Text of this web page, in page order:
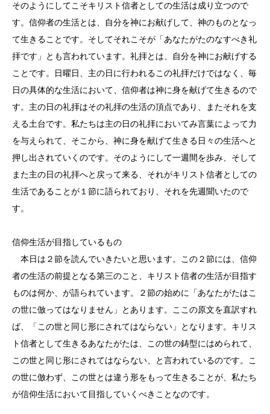
そのようにしてこそキリスト信者としての生活は成り立つので
す。信仰者の生活とは、自分を神にお献げして、神のものとなっ
て生きることです。そしてそれこそが「あなたがたのなすべき礼
拝です」とも言われています。礼拝とは、自分を神にお献げする
ことです。日曜日、主の日に行われるこの礼拝だけではなく、毎
日の具体的な生活において、信仰者は神に身を献げて生きるので
す。主の日の礼拝はその礼拝の生活の頂点であり、またそれを支
える土台です。私たちは主の日の礼拝においてみ言葉によって力
を与えられて、そこから、神に身を献げて生きる日々の生活へと
押し出されていくのです。そのようにして一週間を歩み、そして
また主の日の礼拝へと戻って来る、それがキリスト信者としての
生活であることが１節に語られており、それを先週聞いたので
す。
信仰生活が目指しているもの
本日は２節を読んでいきたいと思います。この２節には、信仰
者の生活の前提となる第三のこと、キリスト信者の生活が目指す
ものは何か、が語られています。２節の始めに「あなたがたはこ
の世に倣ってはなりません」とあります。ここの原文を直訳すれ
ば、「この世と同じ形にされてはならない」となります。キリス
ト信者として生きるあなたがたは、この世の鋳型にはめられて、
この世と同じ形にされてはならない、と言われているのです。こ
の世に倣わず、この世とは違う形をもって生きることが、私たち
が信仰生活において目指していくべきことなのです。